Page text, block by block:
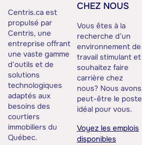
Centris.ca est
propulsé par
Centris, une
entreprise offrant
une vaste gamme
d’outils et de
solutions
technologiques
adaptés aux
besoins des
courtiers
immobiliers du
Québec.
CHEZ NOUS
Vous êtes à la
recherche d’un
environnement de
travail stimulant et
souhaitez faire
carrière chez
nous? Nous avons
peut-être le poste
idéal pour vous.
Voyez les emplois
disponibles